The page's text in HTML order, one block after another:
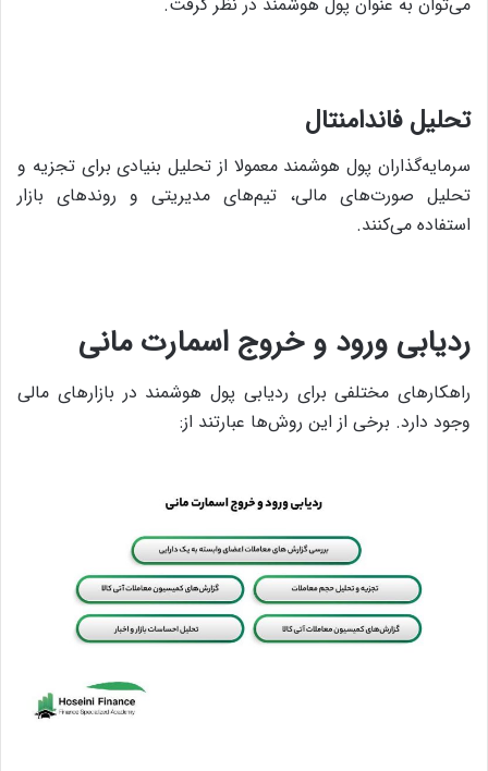
تحلیل فاندامنتال
سرمایه‌گذاران پول هوشمند معمولا از تحلیل بنیادی برای تجزیه و
تحلیل صورت‌های مالی، تیم‌های مدیریتی و روندهای بازار
استفاده می‌کنند.
ردیابی ورود و خروج اسمارت مانی
راهکارهای مختلفی برای ردیابی پول هوشمند در بازارهای مالی
وجود دارد. برخی از این روش‌ها عبارتند از: